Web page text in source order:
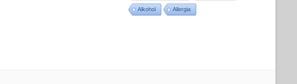
Alkohol Allergia